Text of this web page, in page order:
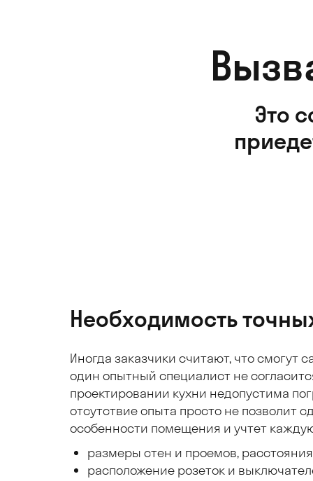
Это
Необходимость
Иногда заказчики считают, что
один опытный специалист не
проектировании кухни недопустима
отсутствие опыта просто не позволит
особенности помещения и учтет
размеры стен и проемов,
расположение розеток и